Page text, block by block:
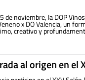
noviembre, la DOP
x DO Valencia, un
creativo y
al origen en el